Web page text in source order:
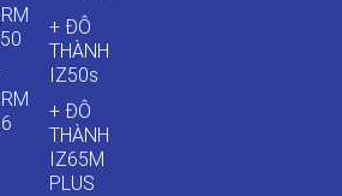
+ ĐÔ
THÀNH
IZ50s
+ ĐÔ
THÀNH
IZ65M
PLUS